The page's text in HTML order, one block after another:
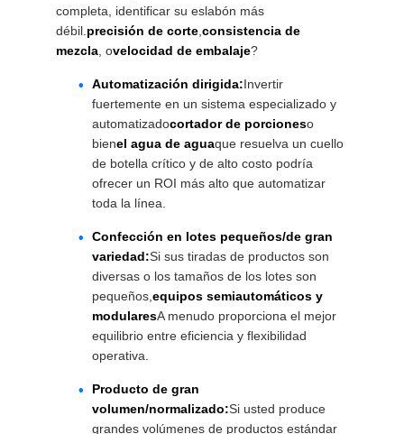
completa, identificar su eslabón más
débil.precisión de corte,consistencia de
mezcla, ovelocidad de embalaje?
Automatización dirigida:Invertir
fuertemente en un sistema especializado y
automatizadocortador de porcioneso
bienel agua de aguaque resuelva un cuello
de botella crítico y de alto costo podría
ofrecer un ROI más alto que automatizar
toda la línea.
Confección en lotes pequeños/de gran
variedad:Si sus tiradas de productos son
diversas o los tamaños de los lotes son
pequeños,equipos semiautomáticos y
modularesA menudo proporciona el mejor
equilibrio entre eficiencia y flexibilidad
operativa.
Producto de gran
volumen/normalizado:Si usted produce
grandes volúmenes de productos estándar